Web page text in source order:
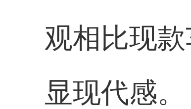
观相比现
显现代感。